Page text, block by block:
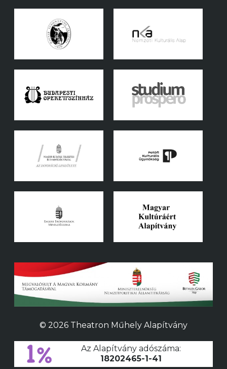
© 2026 Theatron Műhely Alapítvány
Az Alapítvány adószáma:
18202465-1-41